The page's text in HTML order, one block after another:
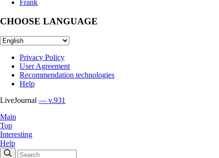
Frank
CHOOSE LANGUAGE
Privacy Policy
User Agreement
Recommendation technologies
Help
LiveJournal — v.931
Main
Top
Interesting
Help